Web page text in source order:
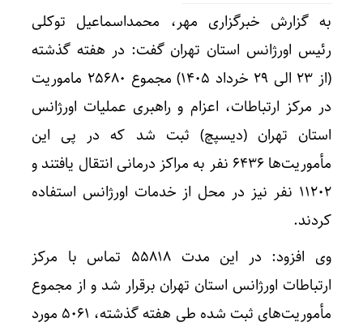
به گزارش خبرگزاری مهر، محمداسماعیل توکلی
رئیس اورژانس استان تهران گفت: در هفته گذشته
(از ۲۳ الی ۲۹ خرداد ۱۴۰۵) مجموع ۲۵۶۸۰ ماموریت
در مرکز ارتباطات، اعزام و راهبری عملیات اورژانس
استان تهران (دیسپچ) ثبت شد که در پی این
مأموریت‌ها ۶۴۳۶ نفر به مراکز درمانی انتقال یافتند و
۱۱۲۰۲ نفر نیز در محل از خدمات اورژانس استفاده
کردند.
وی افزود: در این مدت ۵۵۸۱۸ تماس با مرکز
ارتباطات اورژانس استان تهران برقرار شد و از مجموع
مأموریت‌های ثبت شده طی هفته گذشته، ۵۰۶۱ مورد